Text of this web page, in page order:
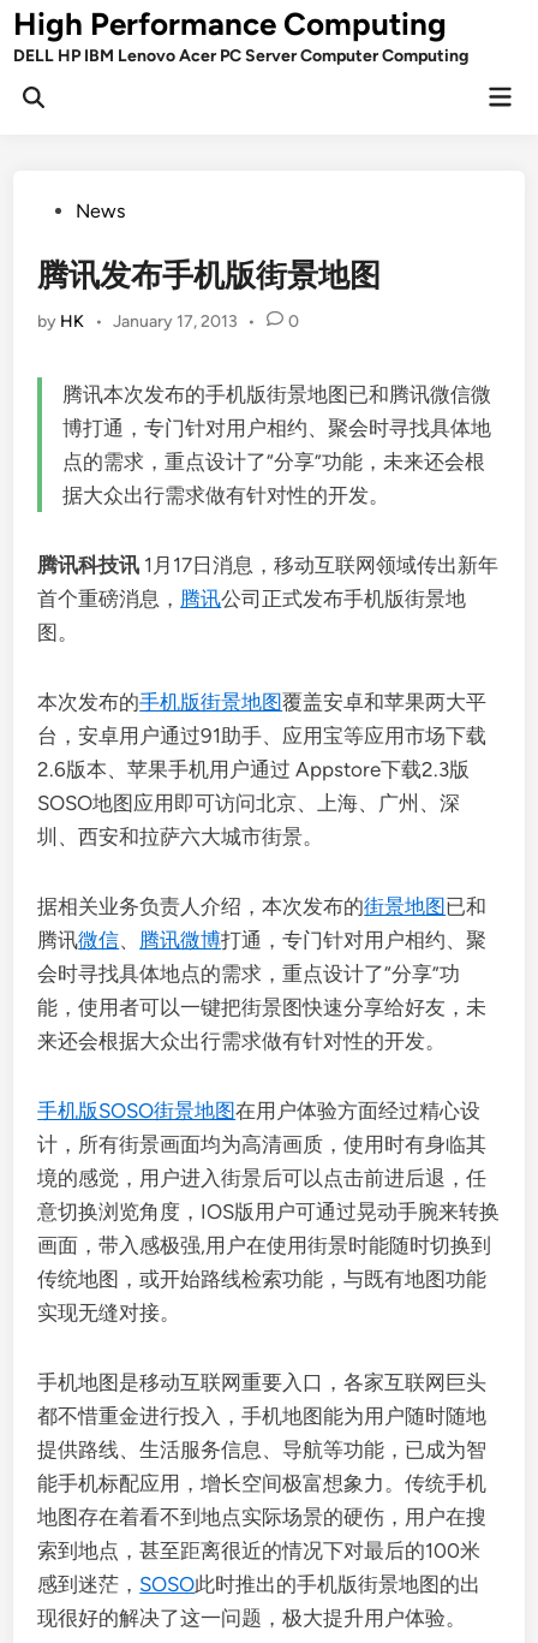
Skip
toHigh Performance Computing
DELL HP IBM Lenovo Acer PC Server Computer Computing
Open
PostedNews
腾讯发布手机版街景地图
by HK • January 17, 2013 • 0
腾讯本次发布的手机版街景地图已和腾讯微信微
博打通，专门针对用户相约、聚会时寻找具体地
点的需求，重点设计了“分享”功能，未来还会根
据大众出行需求做有针对性的开发。
腾讯科技讯 1月17日消息，移动互联网领域传出新年
首个重磅消息， 腾讯公司正式发布手机版街景地
图。
本次发布的手机版街景地图覆盖安卓和苹果两大平
台，安卓用户通过91助手、应用宝等应用市场下载
2.6版本、苹果手机用户通过 Appstore下载2.3版
SOSO地图应用即可访问北京、上海、广州、深
圳、西安和拉萨六大城市街景。
据相关业务负责人介绍，本次发布的街景地图 已和
腾讯微信、 腾讯微博打通，专门针对用户相约、聚
会时寻找具体地点的需求，重点设计了“分享”功
能，使用者可以一键把街景图快速分享给好友，未
来还会根据大众出行需求做有针对性的开发。
手机版SOSO街景地图在用户体验方面经过精心设
计，所有街景画面均为高清画质，使用时有身临其
境的感觉，用户进入街景后可以点击前进后退，任
意切换浏览角度，IOS版用户可通过晃动手腕来转换
画面，带入感极强,用户在使用街景时能随时切换到
传统地图，或开始路线检索功能，与既有地图功能
实现无缝对接。
手机地图是移动互联网重要入口，各家互联网巨头
都不惜重金进行投入，手机地图能为用户随时随地
提供路线、生活服务信息、导航等功能，已成为智
能手机标配应用，增长空间极富想象力。传统手机
地图存在着看不到地点实际场景的硬伤，用户在搜
索到地点，甚至距离很近的情况下对最后的100米
感到迷茫， SOSO此时推出的手机版街景地图的出
现很好的解决了这一问题，极大提升用户体验。